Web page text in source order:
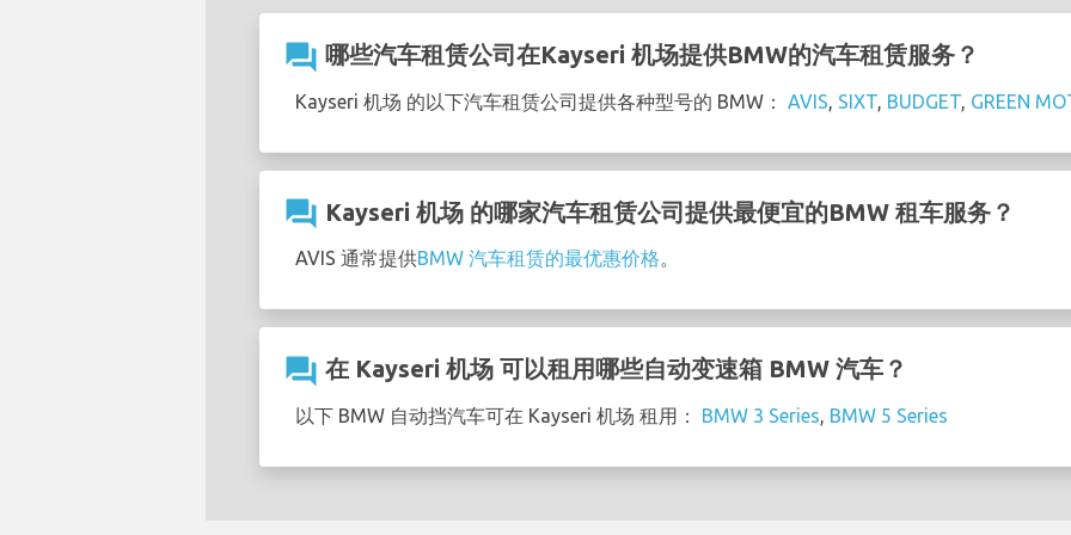
question_answer 哪些汽车租赁公司在Kayseri 机场提供BMW的汽车租赁服务？
Kayseri 机场 的以下汽车租赁公司提供各种型号的 BMW： AVIS, SIXT, BUDGET, GREEN
question_answer Kayseri 机场 的哪家汽车租赁公司提供最便宜的BMW 租车服务？
AVIS 通常提供BMW 汽车租赁的最优惠价格。
question_answer 在 Kayseri 机场 可以租用哪些自动变速箱 BMW 汽车？
以下 BMW 自动挡汽车可在 Kayseri 机场 租用： BMW 3 Series, BMW 5 Series